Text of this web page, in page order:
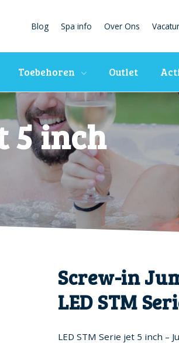
Blog Spa info Over Ons
Toebehoren Outlet
5 inch
Screw-in
LED STM
LED STM Serie jet 5 inch –